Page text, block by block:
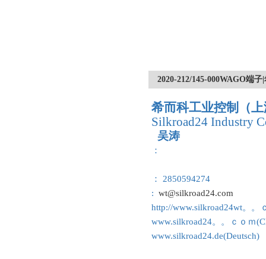
2020-212/145-000WAGO端
希而科工业控制（
Silkroad24 Industry
吴涛
：
： 2850594274
: wt@silkroad24.com
http://www.silkroad24wt。。
www.silkroad24。。ｃｏｍ
www.silkroad24.de(Deutsch)